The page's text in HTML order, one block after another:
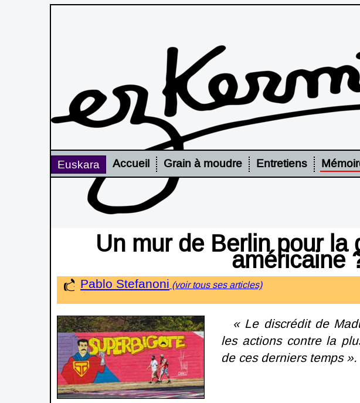
Euskara Accueil Grain à moudre Entretiens
Un mur de Berlin pour la
américaine
Pablo Stefanoni
« Le discrédit de
les actions contre la
de ces derniers temps